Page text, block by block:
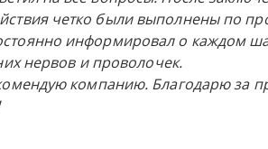
четко были выполнены по
информировал о каждом
нервов и проволочек.
компанию. Благодарю за